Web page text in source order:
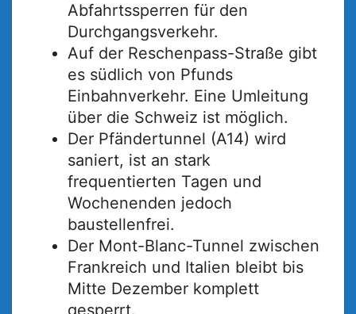
Abfahrtssperren für den
Durchgangsverkehr.
Auf der Reschenpass-Straße gibt
es südlich von Pfunds
Einbahnverkehr. Eine Umleitung
über die Schweiz ist möglich.
Der Pfändertunnel (A14) wird
saniert, ist an stark
frequentierten Tagen und
Wochenenden jedoch
baustellenfrei.
Der Mont-Blanc-Tunnel zwischen
Frankreich und Italien bleibt bis
Mitte Dezember komplett
gesperrt.